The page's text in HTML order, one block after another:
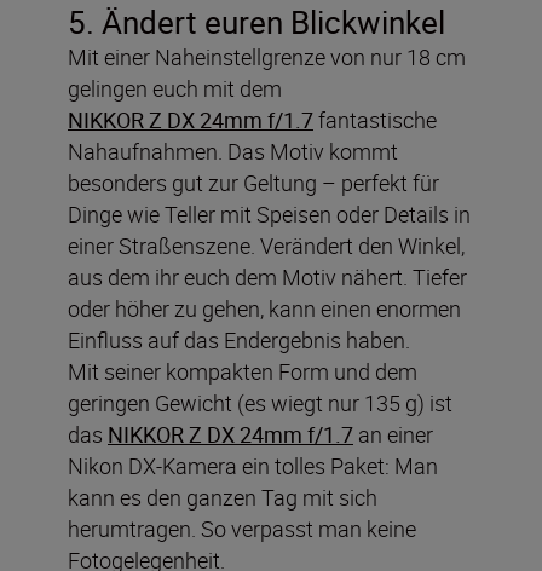
5. Ändert euren Blickwinkel
Mit einer Naheinstellgrenze von nur 18 cm
gelingen euch mit dem
NIKKOR Z DX 24mm f/1.7fantastische
Nahaufnahmen. Das Motiv kommt
besonders gut zur Geltung – perfekt für
Dinge wie Teller mit Speisen oder Details in
einer Straßenszene. Verändert den Winkel,
aus dem ihr euch dem Motiv nähert. Tiefer
oder höher zu gehen, kann einen enormen
Einfluss auf das Endergebnis haben.
Mit seiner kompakten Form und dem
geringen Gewicht (es wiegt nur 135 g) ist
das NIKKOR Z DX 24mm f/1.7 an einer
Nikon DX-Kamera ein tolles Paket: Man
kann es den ganzen Tag mit sich
herumtragen. So verpasst man keine
Fotogelegenheit.